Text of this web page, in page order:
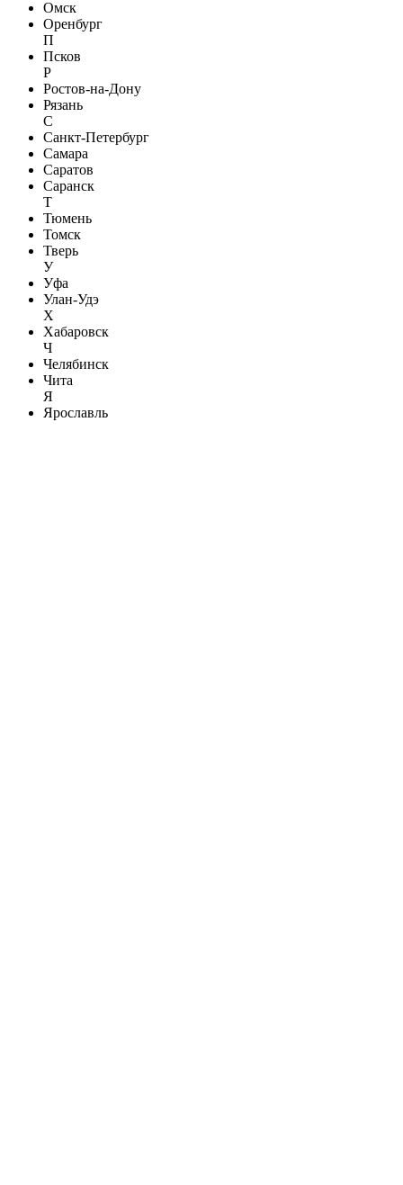
Омск
Оренбург
П
Псков
Р
Ростов-на-Дону
Рязань
С
Санкт-Петербург
Самара
Саратов
Саранск
Т
Тюмень
Томск
Тверь
У
Уфа
Улан-Удэ
Х
Хабаровск
Ч
Челябинск
Чита
Я
Ярославль